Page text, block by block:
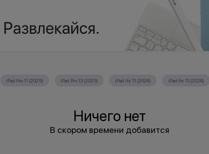
iPad Pro 11 (2025) iPad Pro 13 (2025) iPad Air 11 (2026) iPad Air 13 (2026)
Ничего нет
В скором времени добавится